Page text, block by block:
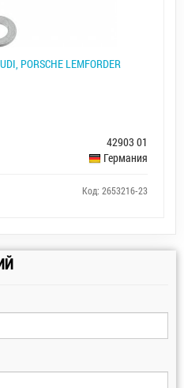
PORSCHE LEMFORDER
42903 01
Германия
Код: 2653216-23